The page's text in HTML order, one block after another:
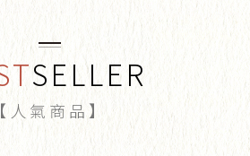
SELLER
【人氣商品】